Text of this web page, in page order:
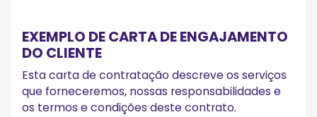
EXEMPLO DE CARTA DE ENGAJAMENTO
DO CLIENTE
Esta carta de contratação descreve os serviços
que forneceremos, nossas responsabilidades e
os termos e condições deste contrato.